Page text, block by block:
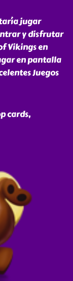
jugar
y disfrutar
Vikings en
en pantalla
Juegos
cards,